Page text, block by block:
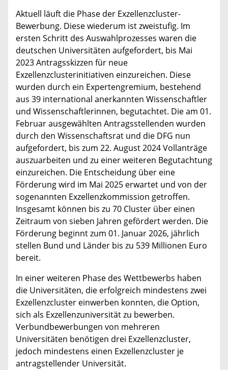
Aktuell läuft die Phase der Exzellenzcluster-
Bewerbung. Diese wiederum ist zweistufig. Im
ersten Schritt des Auswahlprozesses waren die
deutschen Universitäten aufgefordert, bis Mai
2023 Antragsskizzen für neue
Exzellenzclusterinitiativen einzureichen. Diese
wurden durch ein Expertengremium, bestehend
aus 39 international anerkannten Wissenschaftler
und Wissenschaftlerinnen, begutachtet. Die am 01.
Februar ausgewählten Antragsstellenden wurden
durch den Wissenschaftsrat und die DFG nun
aufgefordert, bis zum 22. August 2024 Vollanträge
auszuarbeiten und zu einer weiteren Begutachtung
einzureichen. Die Entscheidung über eine
Förderung wird im Mai 2025 erwartet und von der
sogenannten Exzellenzkommission getroffen.
Insgesamt können bis zu 70 Cluster über einen
Zeitraum von sieben Jahren gefördert werden. Die
Förderung beginnt zum 01. Januar 2026, jährlich
stellen Bund und Länder bis zu 539 Millionen Euro
bereit.
In einer weiteren Phase des Wettbewerbs haben
die Universitäten, die erfolgreich mindestens zwei
Exzellenzcluster einwerben konnten, die Option,
sich als Exzellenzuniversität zu bewerben.
Verbundbewerbungen von mehreren
Universitäten benötigen drei Exzellenzcluster,
jedoch mindestens einen Exzellenzcluster je
antragstellender Universität.